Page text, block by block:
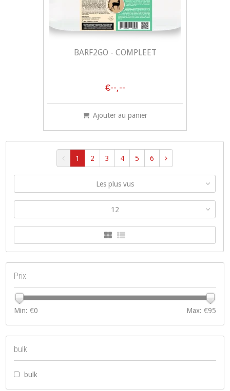
BARF2GO - COMPLEET
€--,--
Ajouter au panier
1 2 3 4 5 6
Les plus vus
12
Prix
Min: €0 Max: €95
bulk
bulk